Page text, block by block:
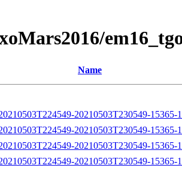
Name
20210503T230549-15365-
20210503T230549-15365-
20210503T230549-15365-
20210503T230549-15365-